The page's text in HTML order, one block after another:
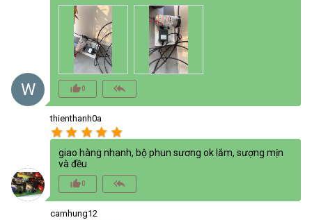
W thumb_up_alt0 reply_all
thienthanh0a
star star star star star
giao hàng nhanh, bộ phun sương ok lắm, sượng mịn
và đều
thumb_up_alt0 reply_all
camhung12